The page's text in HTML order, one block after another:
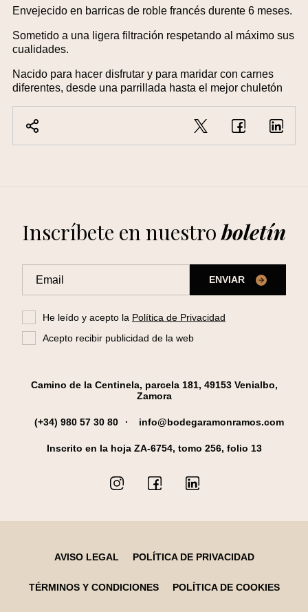
Envejecido en barricas de roble francés durente 6 meses.
Sometido a una ligera filtración respetando al máximo sus
cualidades.
Nacido para hacer disfrutar y para maridar con carnes
diferentes, desde una parrillada hasta el mejor chuletón
Inscríbete en nuestroboletín
ENVIAR
He leído y acepto la Política de Privacidad
Acepto recibir publicidad de la web
Camino de la Centinela, parcela 181, 49153 Venialbo,
Zamora
(+34) 980 57 30 80 info@bodegaramonramos.com
Inscrito en la hoja ZA-6754, tomo 256, folio 13
AVISO LEGAL POLÍTICA DE PRIVACIDAD
TÉRMINOS Y CONDICIONES POLÍTICA DE COOKIES